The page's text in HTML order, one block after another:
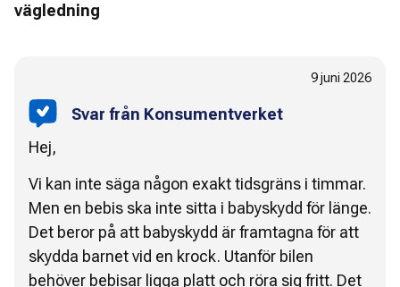
vägledning
Svar från Konsumentverket
9 juni 2026
Hej,
Vi kan inte säga någon exakt tidsgräns i timmar.
Men en bebis ska inte sitta i babyskydd för länge.
Det beror på att babyskydd är framtagna för att
skydda barnet vid en krock. Utanför bilen
behöver bebisar ligga platt och röra sig fritt. Det